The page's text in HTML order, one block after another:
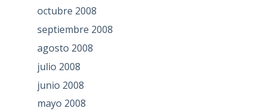
octubre 2008
septiembre 2008
agosto 2008
julio 2008
junio 2008
mayo 2008